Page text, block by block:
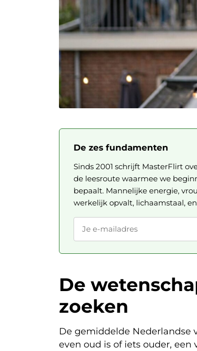
De zes fundamenten
Sinds 2001 schrijft MasterFlirt
de leesroute waarmee we
bepaalt. Mannelijke energie,
werkelijk opvalt, lichaamstaal,
De
zoeken
De gemiddelde Nederlandse
even oud is of iets ouder,